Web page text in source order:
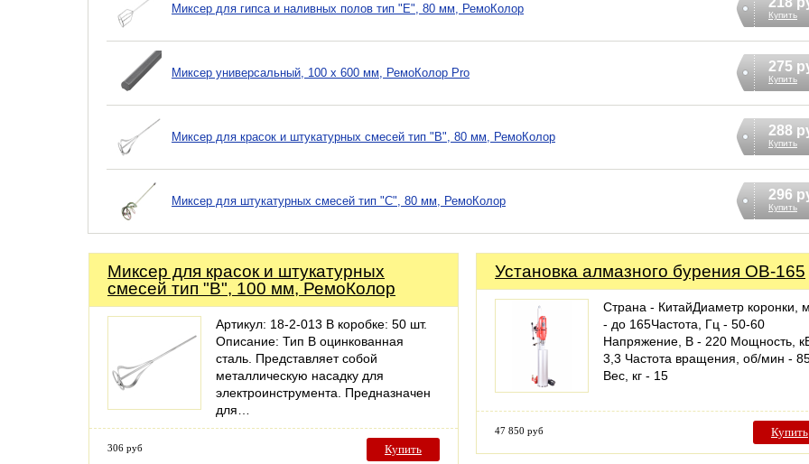
Миксер для гипса и наливных полов тип "E", 80 мм, РемоКолор Купить
Миксер универсальный, 100 х 600 мм, РемоКолор Pro 275
Купить
Миксер для красок и штукатурных смесей тип "В", 80 мм, РемоКолор 288
Купить
Миксер для штукатурных смесей тип "С", 80 мм, РемоКолор 296
Купить
Миксер для красок и штукатурных
смесей тип "В", 100 мм, РемоКолор
Артикул: 18-2-013 В коробке: 50 шт.
Описание: Тип В оцинкованная
сталь. Представляет собой
металлическую насадку для
электроинструмента. Предназначен
для…
306 руб Купить
Установка алмазного бурения ОВ-165
Страна - КитайДиаметр коронки,
- до 165Частота, Гц - 50-60
Напряжение, В - 220 Мощность,
3,3 Частота вращения, об/мин -
Вес, кг - 15
47 850 руб Купить